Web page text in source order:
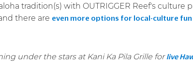
tradition(s) with OUTRIGGER Reef's culture
there are even more options for local-culture fun
under the stars at Kani Ka Pila Grille forlive